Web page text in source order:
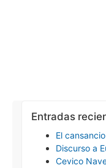
Entradas
El
Discurso a
Cevico